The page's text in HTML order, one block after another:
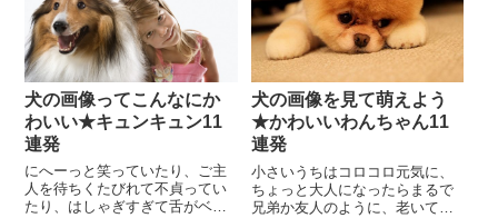
犬の画像ってこんなにか
わいい★キュンキュン11
連発
にへーっと笑っていたり、ご主
人を待ちくたびれて不貞ってい
たり、はしゃぎすぎて舌がベロ
犬の画像を見て萌えよう
★かわいいわんちゃん11
連発
小さいうちはコロコロ元気に、
ちょっと大人になったらまるで
兄弟か友人のように、老いては